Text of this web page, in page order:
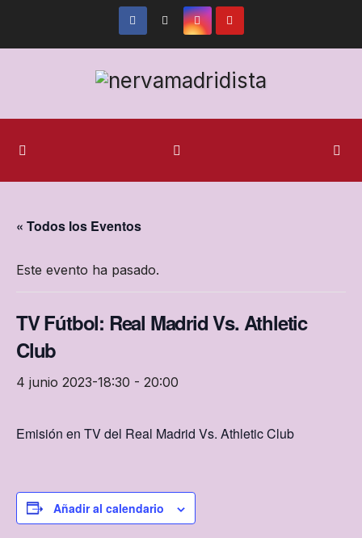
« Todos los Eventos
Este evento ha pasado.
TV Fútbol: Real Madrid Vs. Athletic
Club
4 junio 2023-18:30 - 20:00
Emisión en TV del Real Madrid Vs. Athletic Club
Añadir al calendario